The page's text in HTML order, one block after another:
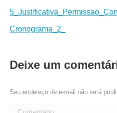
Cronograma_2_
Deixe um
Seu endereço de e-mail não será
Comentário